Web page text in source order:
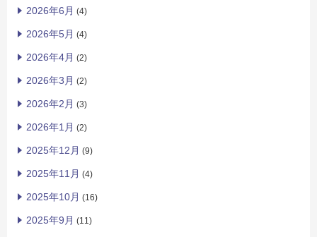
2026年6月 (4)
2026年5月 (4)
2026年4月 (2)
2026年3月 (2)
2026年2月 (3)
2026年1月 (2)
2025年12月 (9)
2025年11月 (4)
2025年10月 (16)
2025年9月 (11)